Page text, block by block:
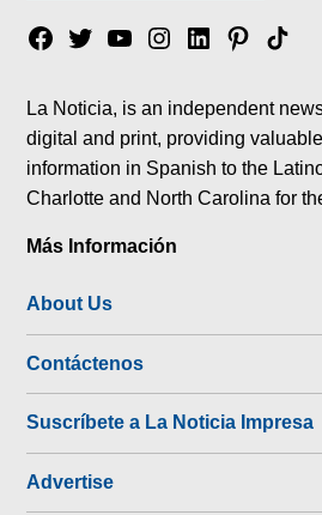
Facebook
TwitterYouTubeInstagram
LinkedinPinterest
Tik
La Noticia, is an independent
digital and print, providing
information in Spanish to the
Charlotte and North Carolina for
Más Información
About Us
Contáctenos
Suscríbete a La Noticia Impresa
Advertise